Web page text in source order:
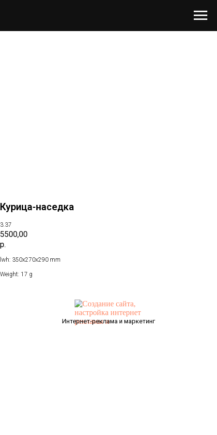
Курица-наседка
3.37
5500,00
р.
lwh: 350x270x290 mm
Weight: 17 g
Интернет-реклама и маркетинг